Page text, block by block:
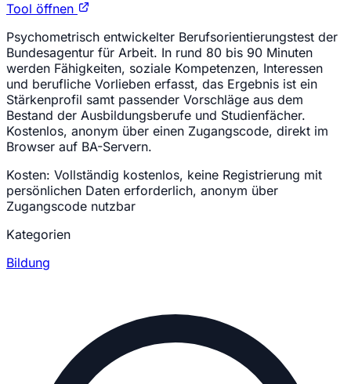
Tool öffnen
Psychometrisch entwickelter Berufsorientierungstest der
Bundesagentur für Arbeit. In rund 80 bis 90 Minuten
werden Fähigkeiten, soziale Kompetenzen, Interessen
und berufliche Vorlieben erfasst, das Ergebnis ist ein
Stärkenprofil samt passender Vorschläge aus dem
Bestand der Ausbildungsberufe und Studienfächer.
Kostenlos, anonym über einen Zugangscode, direkt im
Browser auf BA-Servern.
Kosten: Vollständig kostenlos, keine Registrierung mit
persönlichen Daten erforderlich, anonym über
Zugangscode nutzbar
Kategorien
Bildung